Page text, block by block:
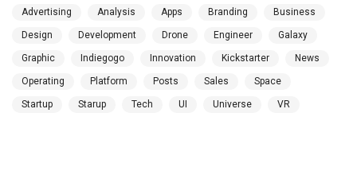
Advertising Analysis Apps Branding Business
Design Development Drone Engineer Galaxy
Graphic Indiegogo Innovation Kickstarter News
Operating Platform Posts Sales Space
Startup Starup Tech UI Universe VR